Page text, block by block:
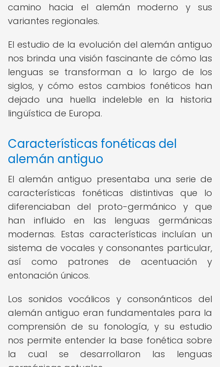
camino hacia el alemán moderno y sus
variantes regionales.
El estudio de la evolución del alemán antiguo
nos brinda una visión fascinante de cómo las
lenguas se transforman a lo largo de los
siglos, y cómo estos cambios fonéticos han
dejado una huella indeleble en la historia
lingüística de Europa.
Características fonéticas del
alemán antiguo
El alemán antiguo presentaba una serie de
características fonéticas distintivas que lo
diferenciaban del proto-germánico y que
han influido en las lenguas germánicas
modernas. Estas características incluían un
sistema de vocales y consonantes particular,
así como patrones de acentuación y
entonación únicos.
Los sonidos vocálicos y consonánticos del
alemán antiguo eran fundamentales para la
comprensión de su fonología, y su estudio
nos permite entender la base fonética sobre
la cual se desarrollaron las lenguas